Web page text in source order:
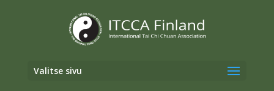
Valitse sivu